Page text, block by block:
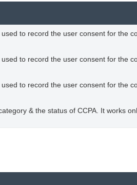
to record the user consent for the
to record the user consent for the
to record the user consent for the
& the status of CCPA. It works